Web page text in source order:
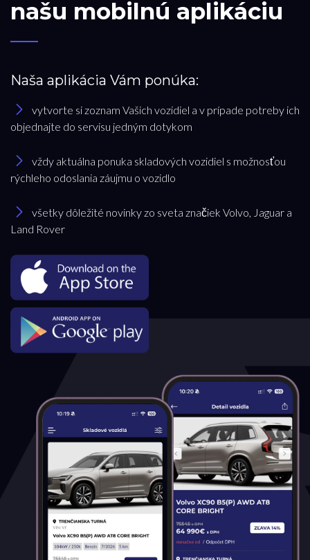
našu mobilnú aplikáciu
Naša aplikácia Vám ponúka:
vytvorte si zoznam Vašich vozidiel a v prípade potreby ich
objednajte do servisu jedným dotykom
vždy aktuálna ponuka skladových vozidiel s možnosťou
rýchleho odoslania záujmu o vozidlo
všetky dôležité novinky zo sveta značiek Volvo, Jaguar a
Land Rover